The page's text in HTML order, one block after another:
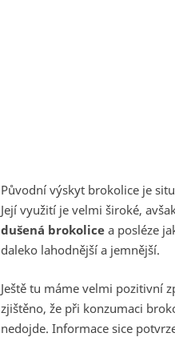
Původní výskyt brokolice je
Její využití je velmi široké,
dušená brokolice a posléze
daleko lahodnější a jemnější.
Ještě tu máme velmi pozitivní
zjištěno, že při konzumaci
nedojde. Informace sice